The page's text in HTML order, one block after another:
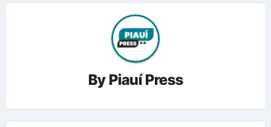
By Piauí Press